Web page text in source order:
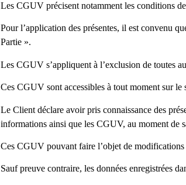
Les CGUV précisent notamment les conditions
Pour l’application des présentes, il est convenu
Partie ».
Les CGUV s’appliquent à l’exclusion de toutes
Ces CGUV sont accessibles à tout moment sur
Le Client déclare avoir pris connaissance des
informations ainsi que les CGUV, au moment de
Ces CGUV pouvant faire l’objet de modifications
Sauf preuve contraire, les données enregistrées